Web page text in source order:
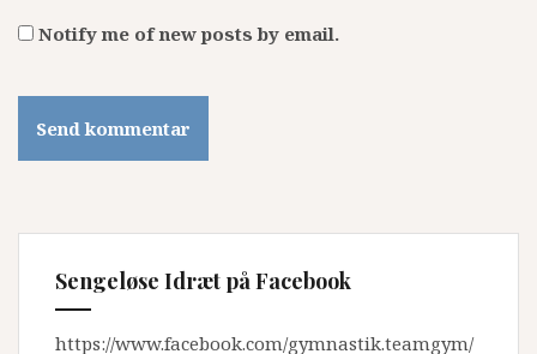
Notify me of new posts by email.
Sengeløse Idræt på Facebook
https://www.facebook.com/gymnastik.teamgym/